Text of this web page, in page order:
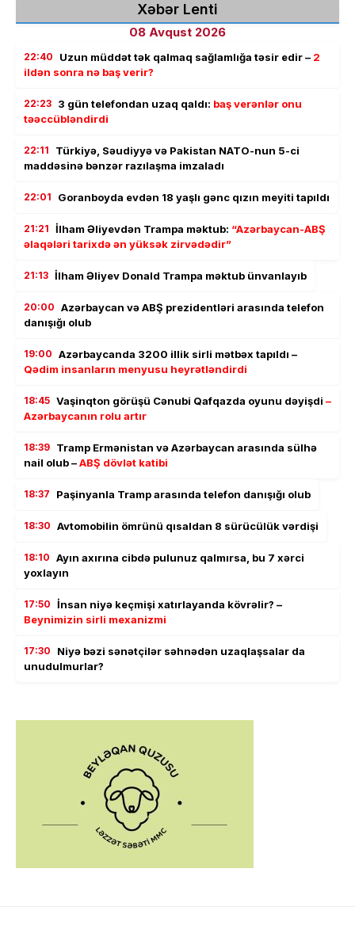
Xəbər Lenti
08 Avqust 2026
22:40 Uzun müddət tək qalmaq sağlamlığa təsir edir – 2
ildən sonra nə baş verir?
22:23 3 gün telefondan uzaq qaldı: baş verənlər onu
təəccübləndirdi
22:11
Türkiyə, Səudiyyə və Pakistan NATO-nun 5-ci
maddəsinə bənzər razılaşma imzaladı
22:01 Goranboyda evdən 18 yaşlı gənc qızın meyiti tapıldı
21:21 İlham Əliyevdən Trampa məktub: “Azərbaycan-ABŞ
əlaqələri tarixdə ən yüksək zirvədədir”
21:13 İlham Əliyev Donald Trampa məktub ünvanlayıb
20:00 Azərbaycan və ABŞ prezidentləri arasında telefon
danışığı olub
19:00 Azərbaycanda 3200 illik sirli mətbəx tapıldı –
Qədim insanların menyusu heyrətləndirdi
18:45 Vaşinqton görüşü Cənubi Qafqazda oyunu dəyişdi –
Azərbaycanın rolu artır
18:39 Tramp Ermənistan və Azərbaycan arasında sülhə
nail olub –ABŞ dövlət katibi
18:37 Paşinyanla Tramp arasında telefon danışığı olub
18:30 Avtomobilin ömrünü qısaldan 8 sürücülük vərdişi
18:10 Ayın axırına cibdə pulunuz qalmırsa, bu 7 xərci
yoxlayın
17:50 İnsan niyə keçmişi xatırlayanda kövrəlir? –
Beynimizin sirli mexanizmi
17:30
Niyə bəzi sənətçilər səhnədən uzaqlaşsalar da
unudulmurlar?